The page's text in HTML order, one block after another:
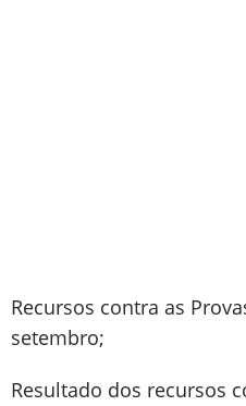
Recursos contra as
setembro;
Resultado dos recursos